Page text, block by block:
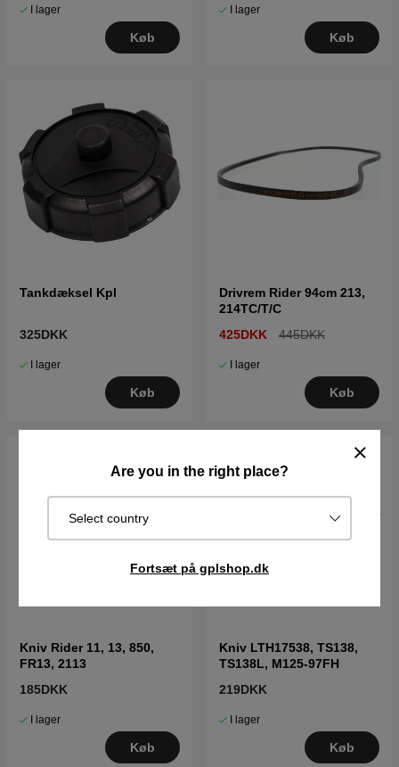
Are you in the right place?
Select country
Fortsæt på gplshop.dk
I lager
Køb
I lager
Køb
Tankdæksel Kpl
325DKK
I lager
Køb
Drivrem Rider 94cm 213,
214TC/T/C
425DKK
445DKK
I lager
Køb
Kniv Rider 11, 13, 850,
FR13, 2113
185DKK
I lager
Køb
Kniv LTH17538, TS138,
TS138L, M125-97FH
219DKK
I lager
Køb